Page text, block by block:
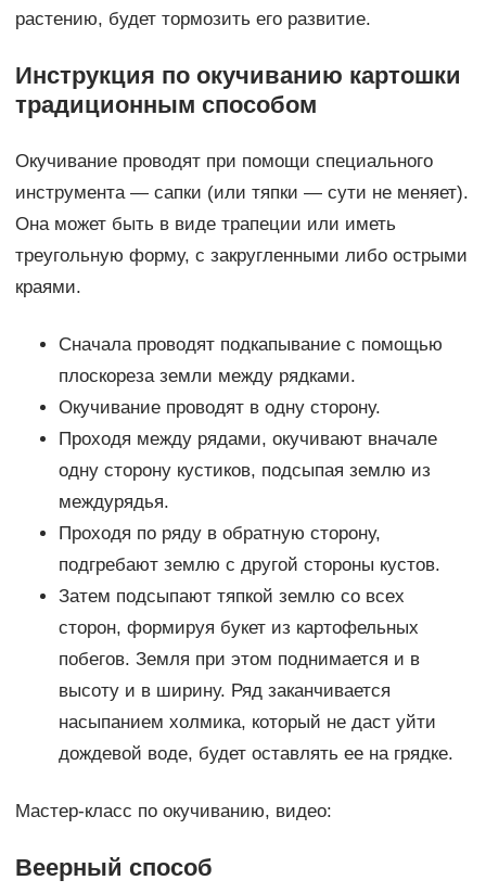
растению, будет тормозить его развитие.
Инструкция по окучиванию картошки
традиционным способом
Окучивание проводят при помощи специального
инструмента — сапки (или тяпки — сути не меняет).
Она может быть в виде трапеции или иметь
треугольную форму, с закругленными либо острыми
краями.
Сначала проводят подкапывание с помощью
плоскореза земли между рядками.
Окучивание проводят в одну сторону.
Проходя между рядами, окучивают вначале
одну сторону кустиков, подсыпая землю из
междурядья.
Проходя по ряду в обратную сторону,
подгребают землю с другой стороны кустов.
Затем подсыпают тяпкой землю со всех
сторон, формируя букет из картофельных
побегов. Земля при этом поднимается и в
высоту и в ширину. Ряд заканчивается
насыпанием холмика, который не даст уйти
дождевой воде, будет оставлять ее на грядке.
Мастер-класс по окучиванию, видео:
Веерный способ